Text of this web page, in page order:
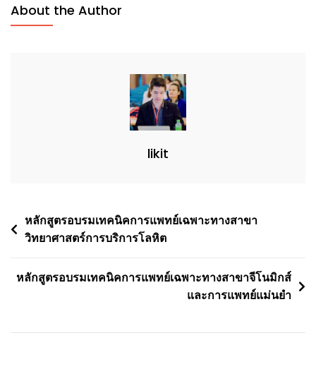
About the Author
likit
Post
navigation
หลักสูตรอบรมเทคนิคการแพทย์เฉพาะทางสาขา
วิทยาศาสตร์การบริการโลหิต
หลักสูตรอบรมเทคนิคการแพทย์เฉพาะทางสาขาจีโนมิกส์
และการแพทย์แม่นยำ